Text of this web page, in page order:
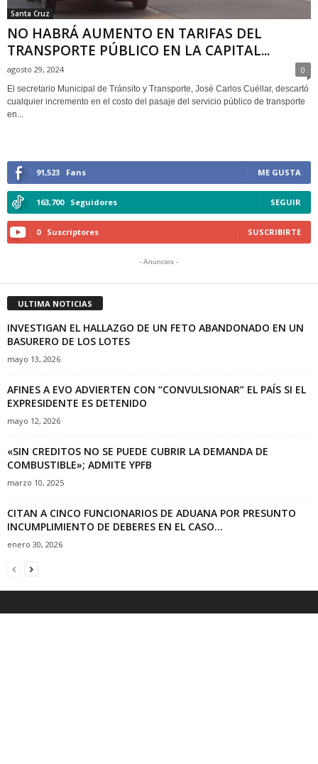
Santa Cruz
NO HABRÁ AUMENTO EN TARIFAS DEL
TRANSPORTE PÚBLICO EN LA CAPITAL...
agosto 29, 2024 0
El secretario Municipal de Tránsito y Transporte, José Carlos Cuéllar, descartó
cualquier incremento en el costo del pasaje del servicio público de transporte
en...
91,523 Fans ME GUSTA
163,700 Seguidores SEGUIR
0 Suscriptores SUSCRIBIRTE
- Anuncios -
ULTIMA NOTICIAS
INVESTIGAN EL HALLAZGO DE UN FETO ABANDONADO EN UN
BASURERO DE LOS LOTES
mayo 13, 2026
AFINES A EVO ADVIERTEN CON “CONVULSIONAR” EL PAÍS SI EL
EXPRESIDENTE ES DETENIDO
mayo 12, 2026
«SIN CREDITOS NO SE PUEDE CUBRIR LA DEMANDA DE
COMBUSTIBLE»; ADMITE YPFB
marzo 10, 2025
CITAN A CINCO FUNCIONARIOS DE ADUANA POR PRESUNTO
INCUMPLIMIENTO DE DEBERES EN EL CASO...
enero 30, 2026